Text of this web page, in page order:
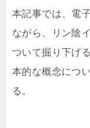
本記事では、電
ながら、リン陰
ついて掘り下げ
本的な概念につ
る。